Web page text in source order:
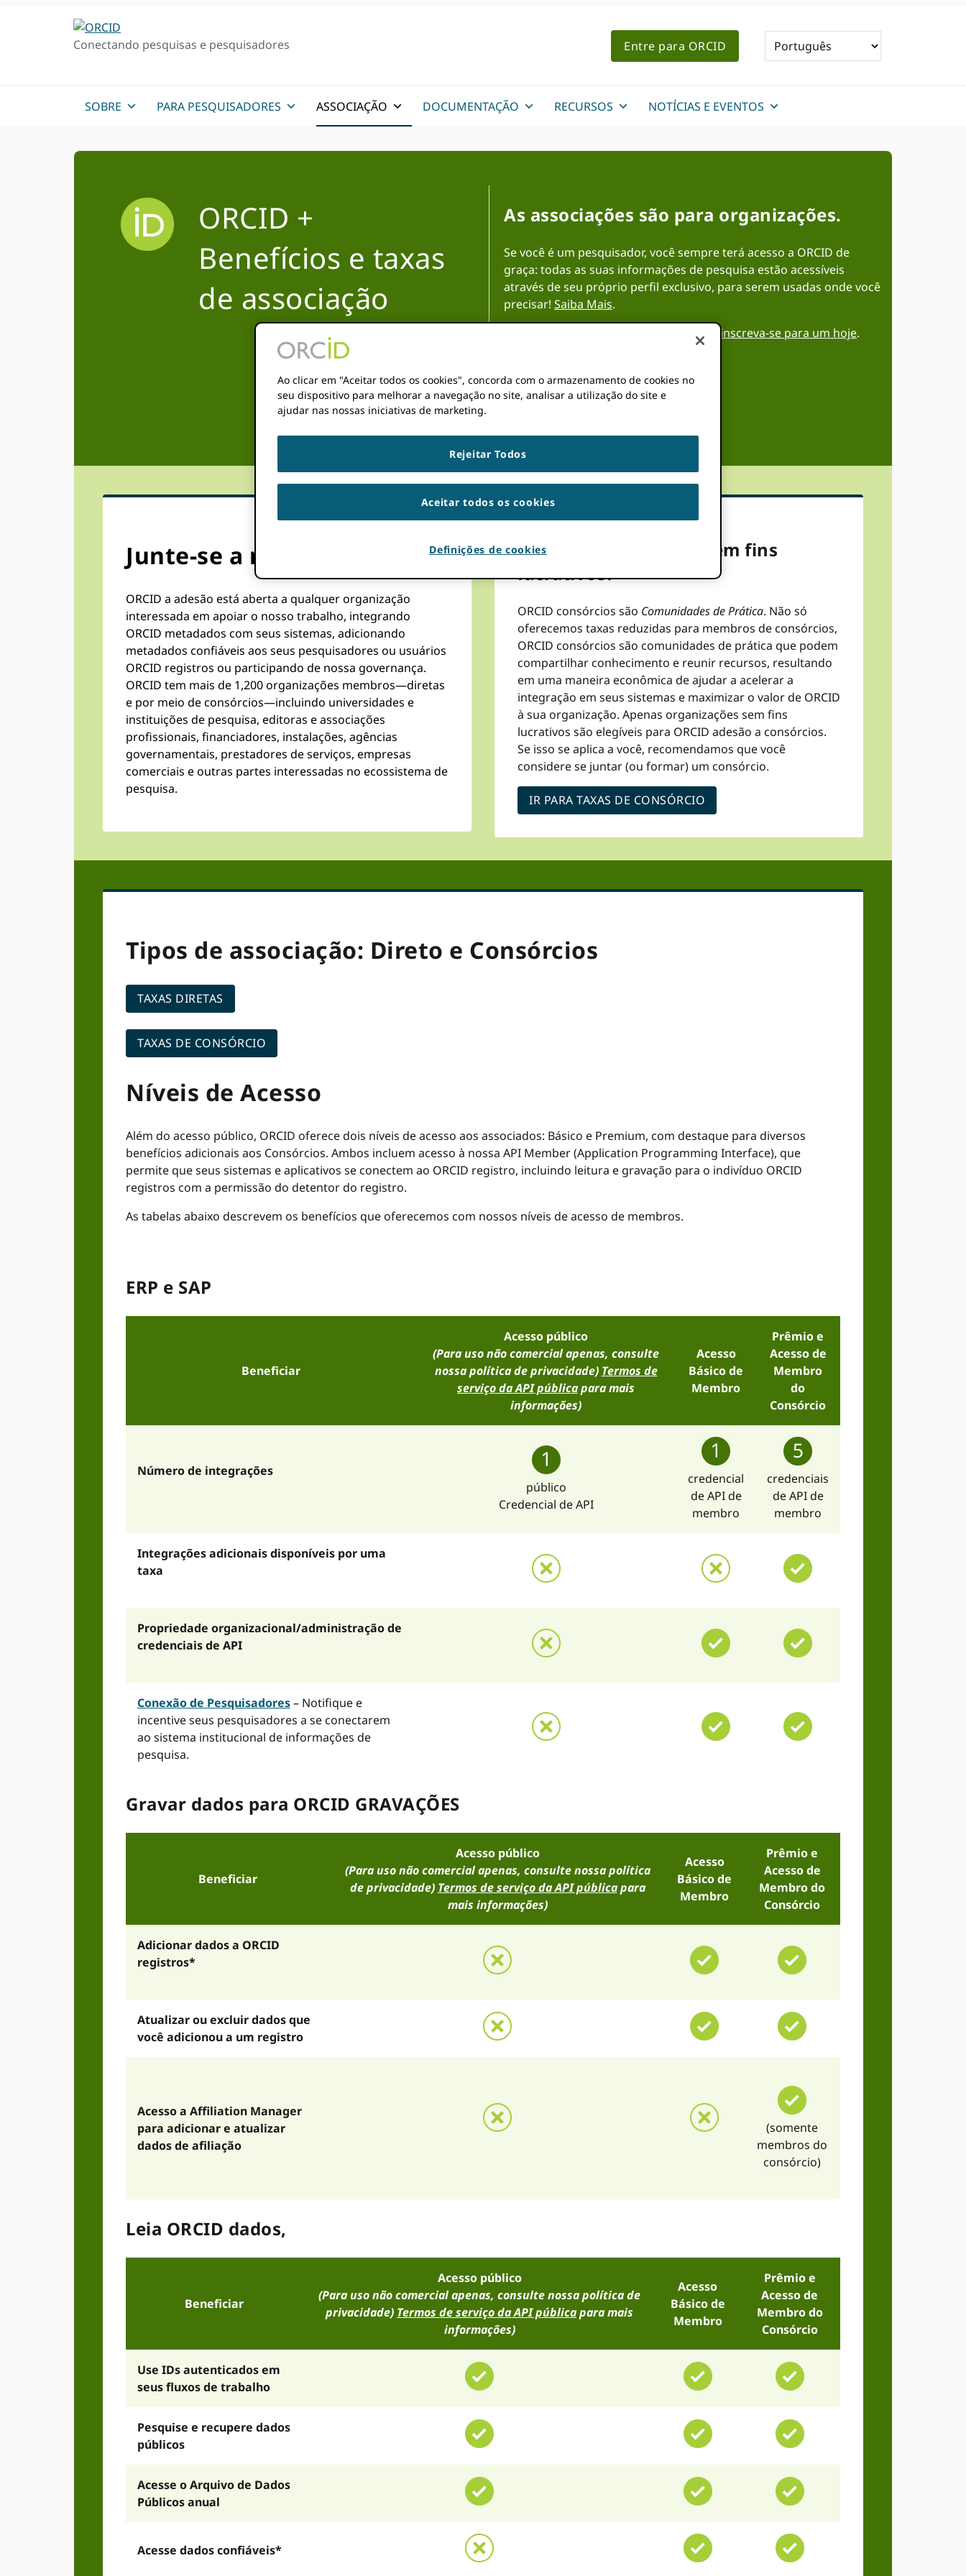
Conectando pesquisas e pesquisadores Entre para ORCID
SOBRE PARA PESQUISADORES ASSOCIAÇÃO DOCUMENTAÇÃO RECURSOS NOTÍCIAS E EVENTOS
ORCID +
Benefícios e taxas
de associação
As associações são para organizações.
Se você é um pesquisador, você sempre terá acesso a ORCID de
graça: todas as suas informações de pesquisa estão acessíveis
através de seu próprio perfil exclusivo, para serem usadas onde você
precisar! Saiba Mais.
Se você ainda não tem um ORCID eu ia,inscreva-se para um hoje.
Não use ORCID na sua Organização ainda?
SOLICITAR ASSOCIAÇÃO ORGANIZACIONAL AGORA
Junte-se a nós
ORCID a adesão está aberta a qualquer organização
interessada em apoiar o nosso trabalho, integrando
ORCID metadados com seus sistemas, adicionando
metadados confiáveis ​​aos seus pesquisadores ou usuários
ORCID registros ou participando de nossa governança.
ORCID tem mais de 1,200 organizações membros—diretas
e por meio de consórcios—incluindo universidades e
instituições de pesquisa, editoras e associações
profissionais, financiadores, instalações, agências
governamentais, prestadores de serviços, empresas
comerciais e outras partes interessadas no ecossistema de
pesquisa.
Sua organização não tem fins
lucrativos?
ORCID consórcios são Comunidades de Prática. Não só
oferecemos taxas reduzidas para membros de consórcios,
ORCID consórcios são comunidades de prática que podem
compartilhar conhecimento e reunir recursos, resultando
em uma maneira econômica de ajudar a acelerar a
integração em seus sistemas e maximizar o valor de ORCID
à sua organização. Apenas organizações sem fins
lucrativos são elegíveis para ORCID adesão a consórcios.
Se isso se aplica a você, recomendamos que você
considere se juntar (ou formar) um consórcio.
IR PARA TAXAS DE CONSÓRCIO
Tipos de associação: Direto e Consórcios
TAXAS DIRETAS
TAXAS DE CONSÓRCIO
Níveis de Acesso
Além do acesso público, ORCID oferece dois níveis de acesso aos associados: Básico e Premium, com destaque para diversos
benefícios adicionais aos Consórcios. Ambos incluem acesso à nossa API Member (Application Programming Interface), que
permite que seus sistemas e aplicativos se conectem ao ORCID registro, incluindo leitura e gravação para o indivíduo ORCID
registros com a permissão do detentor do registro.
As tabelas abaixo descrevem os benefícios que oferecemos com nossos níveis de acesso de membros.
ERP e SAP
Beneficiar
Acesso público
(Para uso não comercial apenas, consulte
nossa política de privacidade) Termos de
serviço da API públicapara mais
informações)
Acesso
Básico de
Membro
Prêmio e
Acesso de
Membro
do
Consórcio
Número de integrações
público
Credencial de API
credencial
de API de
membro
credenciais
de API de
membro
Integrações adicionais disponíveis por uma
taxa
Propriedade organizacional/administração de
credenciais de API
Conexão de Pesquisadores– Notifique e
incentive seus pesquisadores a se conectarem
ao sistema institucional de informações de
pesquisa.
Gravar dados para ORCID GRAVAÇÕES
Beneficiar
Acesso público
(Para uso não comercial apenas, consulte nossa política
de privacidade) Termos de serviço da API públicapara
mais informações)
Acesso
Básico de
Membro
Prêmio e
Acesso de
Membro do
Consórcio
Adicionar dados a ORCID
registros*
Atualizar ou excluir dados que
você adicionou a um registro
Acesso a Affiliation Manager
para adicionar e atualizar
dados de afiliação
(somente
membros do
consórcio)
Leia ORCID dados,
Beneficiar
Acesso público
(Para uso não comercial apenas, consulte nossa política de
privacidade) Termos de serviço da API públicapara mais
informações)
Acesso
Básico de
Membro
Prêmio e
Acesso de
Membro do
Consórcio
Use IDs autenticados em
seus fluxos de trabalho
Pesquise e recupere dados
públicos
Acesse o Arquivo de Dados
Públicos anual
Acesse dados confiáveis*
Ao clicar em "Aceitar todos os cookies", concorda com o armazenamento de cookies no
seu dispositivo para melhorar a navegação no site, analisar a utilização do site e
ajudar nas nossas iniciativas de marketing.
Rejeitar Todos
Aceitar todos os cookies
Definições de cookies